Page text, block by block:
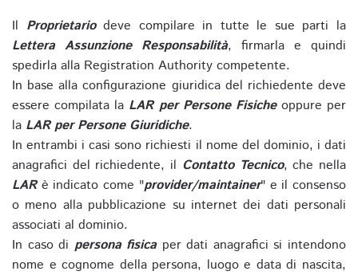
Il Proprietariodeve compilare in tutte le sue parti la
Lettera Assunzione Responsabilità, firmarla e quindi
spedirla alla Registration Authority competente.
In base alla configurazione giuridica del richiedente deve
essere compilata la LAR per Persone Fisicheoppure per
la LAR per Persone Giuridiche.
In entrambi i casi sono richiesti il nome del dominio, i dati
anagrafici del richiedente, il Contatto Tecnico, che nella
LARè indicato come "provider/maintainer" e il consenso
o meno alla pubblicazione su internet dei dati personali
associati al dominio.
In caso di persona fisicaper dati anagrafici si intendono
nome e cognome della persona, luogo e data di nascita,